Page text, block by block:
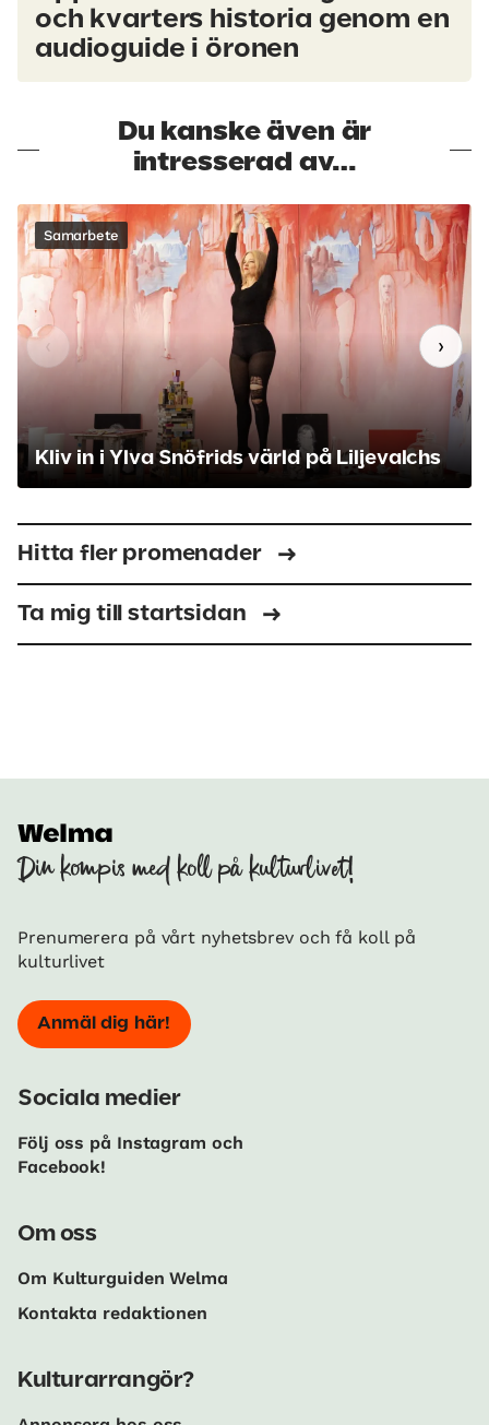
och kvarters historia genom en
audioguide i öronen
Du kanske även är
intresserad av…
Samarbete
Kliv in i Ylva Snöfrids värld på Liljevalchs
‹ ›
Hitta fler promenader
Ta mig till startsidan
Din kompis med koll på kulturlivet!
Prenumerera på vårt nyhetsbrev och få koll på
kulturlivet
Anmäl dig här!
Sociala medier
Följ oss på Instagram och
Facebook!
Om oss
Om Kulturguiden Welma
Kontakta redaktionen
Kulturarrangör?